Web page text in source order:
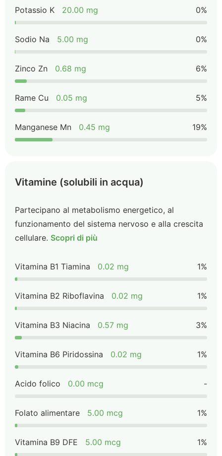
Potassio K 20.00 mg 0%
Sodio Na 5.00 mg 0%
Zinco Zn 0.68 mg 6%
Rame Cu 0.05 mg 5%
Manganese Mn 0.45 mg 19%
Vitamine (solubili in acqua)
Partecipano al metabolismo energetico, al
funzionamento del sistema nervoso e alla crescita
cellulare. Scopri di più
Vitamina B1 Tiamina 0.02 mg 1%
Vitamina B2 Riboflavina 0.02 mg 1%
Vitamina B3 Niacina 0.57 mg 3%
Vitamina B6 Piridossina 0.02 mg 1%
Acido folico 0.00 mcg -
Folato alimentare 5.00 mcg 1%
Vitamina B9 DFE 5.00 mcg 1%